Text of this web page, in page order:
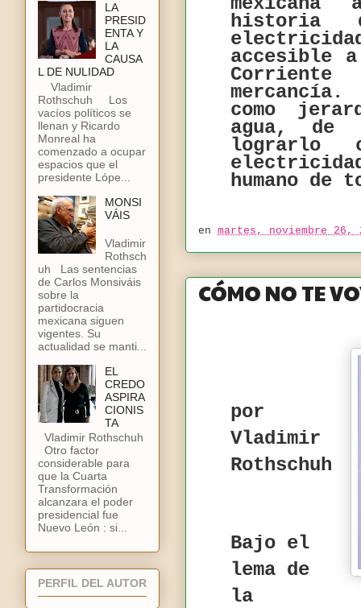
historia
accesible
mercancía.
como
agua, de
humano de
en martes, noviembre 26,
CÓMO NO TE
por
Vladimir
Rothschuh
Bajo el
lema de
la
LA
PRESID
ENTA Y
LA
CAUSA
L DE NULIDAD
Vladimir
Rothschuh Los
vacíos políticos se
llenan y Ricardo
Monreal ha
comenzado a ocupar
espacios que el
presidente Lópe...
MONSI
VÁIS
Vladimir
Rothsch
uh Las sentencias
de Carlos Monsiváis
sobre la
partidocracia
mexicana siguen
vigentes. Su
actualidad se manti...
EL
CREDO
ASPIRA
CIONIS
TA
Vladimir Rothschuh
Otro factor
considerable para
que la Cuarta
Transformación
alcanzara el poder
presidencial fue
Nuevo León : si...
PERFIL DEL AUTOR